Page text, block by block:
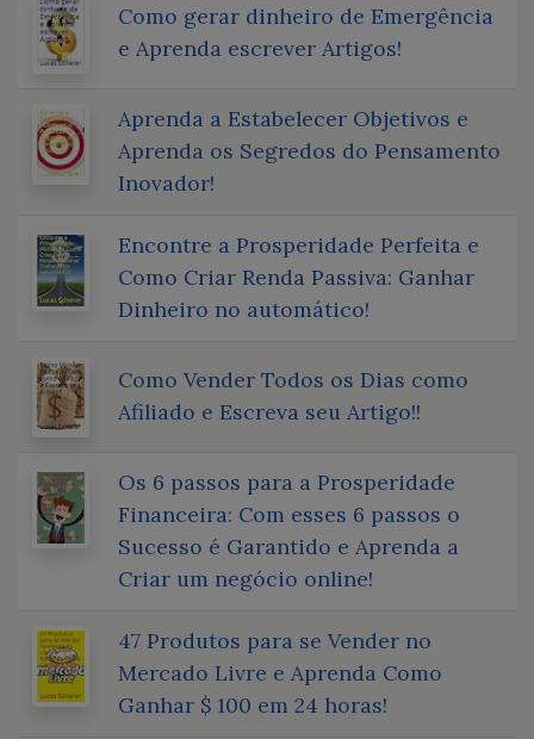
Como gerar dinheiro de Emergência
e Aprenda escrever Artigos!
Aprenda a Estabelecer Objetivos e
Aprenda os Segredos do Pensamento
Inovador!
Encontre a Prosperidade Perfeita e
Como Criar Renda Passiva: Ganhar
Dinheiro no automático!
Como Vender Todos os Dias como
Afiliado e Escreva seu Artigo!!
Os 6 passos para a Prosperidade
Financeira: Com esses 6 passos o
Sucesso é Garantido e Aprenda a
Criar um negócio online!
47 Produtos para se Vender no
Mercado Livre e Aprenda Como
Ganhar $ 100 em 24 horas!